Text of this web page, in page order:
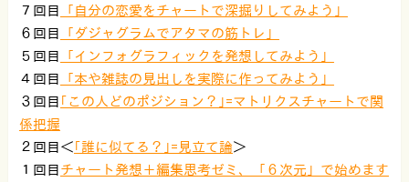
７回目
「自分の恋愛をチャートで深掘りしてみよう」
６回目
「ダジャグラムでアタマの筋トレ」
５回目
「インフォグラフィックを発想してみよう」
４回目
「本や雑誌の見出しを実際に作ってみよう」
３回目 ｢この人どのポジション？｣=マトリクスチャートで関
係把握
２回目＜｢誰に似てる？｣=見立て論＞
１回目チャート発想＋編集思考ゼミ、「６次元」で始めます